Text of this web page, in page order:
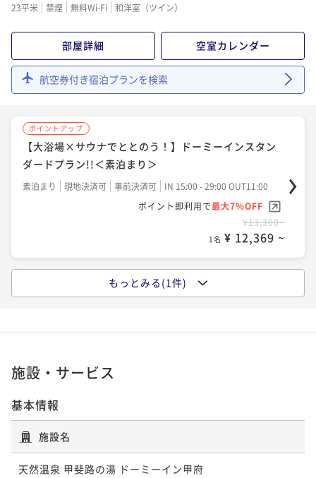
23平米 禁煙 無料Wi-Fi 和洋室（ツイン）
部屋詳細 空室カレンダー
航空券付き宿泊プランを検索
ポイントアップ
【大浴場×サウナでととのう！】ドーミーインスタン
ダードプラン!!＜素泊まり＞
素泊まり 現地決済可 事前決済可
IN 15:00 - 29:00 OUT11:00
ポイント即利用で最大7％OFF
¥13,300~
1名 ¥ 12,369 ~
【大浴場×サウナでととのう！】ドーミーインスタン
もっとみる(1件)
施設・サービス
基本情報
施設名
天然温泉 甲斐路の湯 ドーミーイン甲府